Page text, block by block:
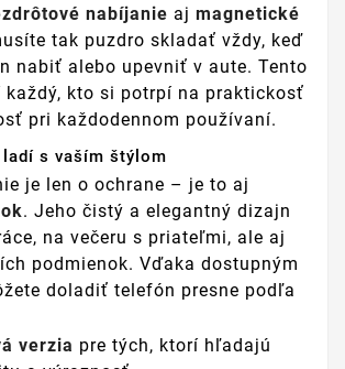
nabíjanie aj magnetické
tak puzdro skladať vždy, keď
nabiť alebo upevniť v aute. Tento
každý, kto si potrpí na praktickosť
pri každodennom používaní.
s vaším štýlom
je len o ochrane – je to aj
. Jeho čistý a elegantný dizajn
na večeru s priateľmi, ale aj
podmienok. Vďaka dostupným
doladiť telefón presne podľa
verzia pre tých, ktorí hľadajú